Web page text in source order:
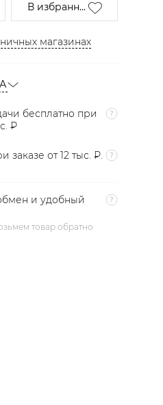
В избранн...
магазинах
бесплатно при
₽
заказе от 12 тыс. ₽.
и удобный
товар обратно